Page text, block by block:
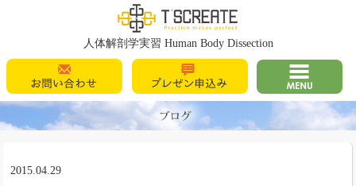
T's Create
人体解剖学実習 Human Body Dissection
お問い合わせ
プレゼン申込
み
MENU
2015.04.29